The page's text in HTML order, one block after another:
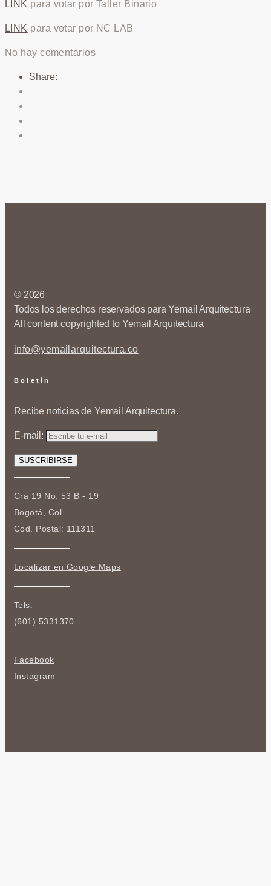
LINK para votar por Taller Binario
LINK para votar por NC LAB
No hay comentarios
Share:
© 2026
Todos los derechos reservados para Yemail Arquitectura
All content copyrighted to Yemail Arquitectura
info@yemailarquitectura.co
Boletín
Recibe noticias de Yemail Arquitectura.
E-mail:
Cra 19 No. 53 B - 19
Bogotá, Col.
Cod. Postal: 111311
Localizar en Google Maps
Tels.
(601) 5331370
Facebook
Instagram